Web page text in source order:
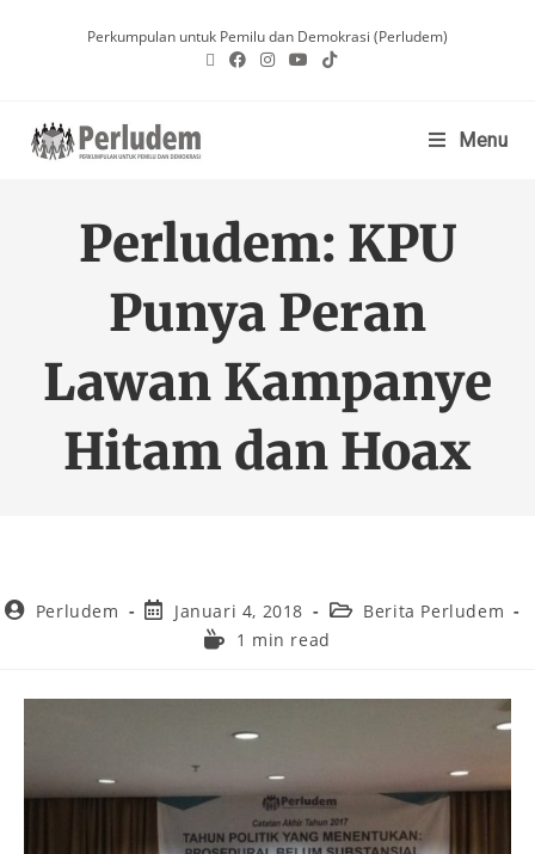
Perkumpulan untuk Pemilu dan Demokrasi (Perludem)
Menu
Perludem: KPU
Punya Peran
Lawan Kampanye
Hitam dan Hoax
Perludem Januari 4, 2018
Berita Perludem
1 min read